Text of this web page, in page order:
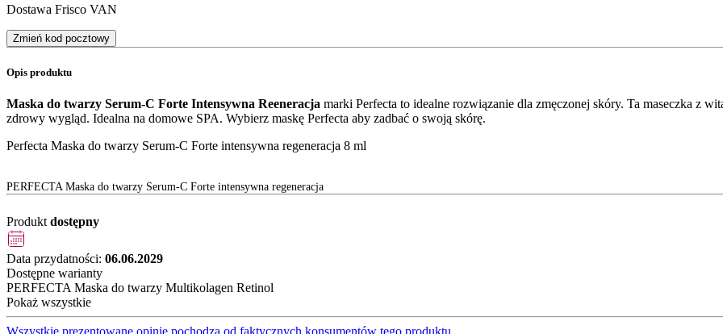
Dostawa Frisco VAN
Zmień kod pocztowy
Opis produktu
Maska do twarzy Serum-C Forte Intensywna Reeneracja marki Perfecta to idealne rozwiązanie dla zmęczonej skóry. Ta maseczka z
zdrowy wygląd. Idealna na domowe SPA. Wybierz maskę Perfecta aby zadbać o swoją skórę.
Perfecta Maska do twarzy Serum-C Forte intensywna regeneracja 8 ml
PERFECTA Maska do twarzy Serum-C Forte intensywna regeneracja
Produkt dostępny
Data przydatności: 06.06.2029
Dostępne warianty
PERFECTA Maska do twarzy Multikolagen Retinol
Pokaż wszystkie